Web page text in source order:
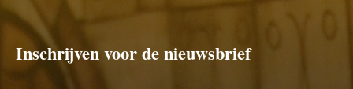
Inschrijven voor de nieuwsbrief